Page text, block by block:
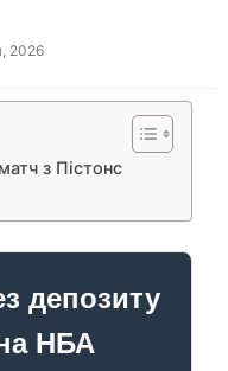
2026
з Пістонс
депозиту
НБА